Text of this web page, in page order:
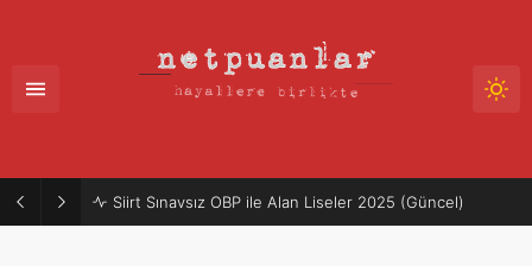
Mütercim Atama Puanları 2025-2026 | Merkezi Atama